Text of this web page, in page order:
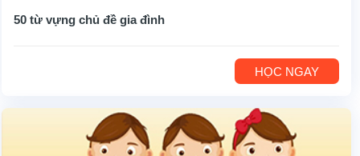
50 từ vựng chủ đề gia đình
HỌC NGAY